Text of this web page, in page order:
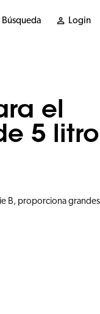
Búsqueda Login
el
5
B, proporciona